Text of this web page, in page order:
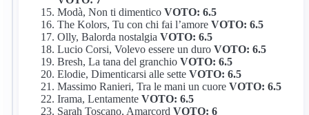
Modà, Non ti dimenticoVOTO: 6.5
The Kolors, Tu con chi fai l’amoreVOTO: 6.5
Olly, Balorda nostalgiaVOTO: 6.5
Lucio Corsi, Volevo essere un duroVOTO: 6.5
Bresh, La tana del granchioVOTO: 6.5
Elodie, Dimenticarsi alle setteVOTO: 6.5
Massimo Ranieri, Tra le mani un cuoreVOTO: 6.5
Irama, LentamenteVOTO: 6.5
Sarah Toscano, AmarcordVOTO: 6